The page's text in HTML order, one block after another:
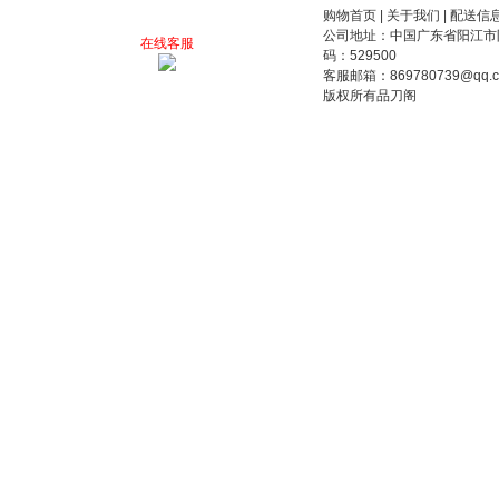
在线客服
购物首页 关于我们
配送信
公司地址：中国广东省阳江
码：529500
客服邮箱：
版权所有品刀阁